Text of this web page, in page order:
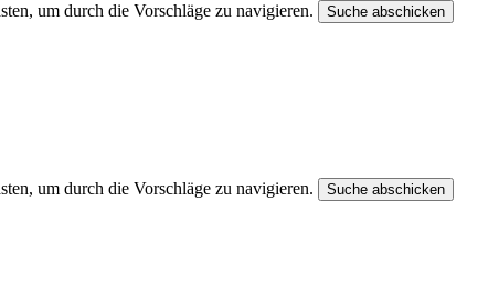
um durch die Vorschläge zu navigieren. Suche abschicken
um durch die Vorschläge zu navigieren. Suche abschicken